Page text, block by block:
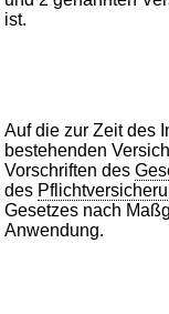
ist.
Auf die zur Zeit des
bestehenden
Vorschriften des
des
Gesetzes nach
Anwendung.